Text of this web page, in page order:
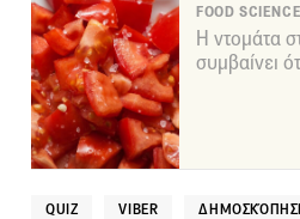
FOOD SCIENCE
Η ντομάτα
συμβαίνει
QUIZ VIBER